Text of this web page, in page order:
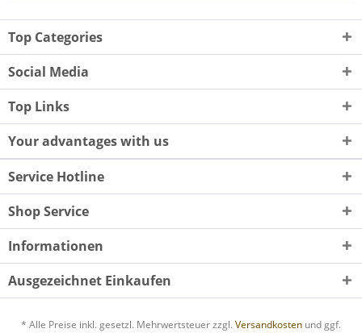
Top Categories
Social Media
Top Links
Your advantages with us
Service Hotline
Shop Service
Informationen
Ausgezeichnet Einkaufen
* Alle Preise inkl. gesetzl. Mehrwertsteuer zzgl. Versandkosten und ggf.